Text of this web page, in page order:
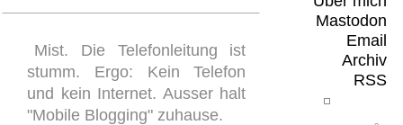
Mastodon
Email
Archiv
RSS
Mist. Die Telefonleitung ist
stumm. Ergo: Kein Telefon
und kein Internet. Ausser halt
"Mobile Blogging" zuhause.